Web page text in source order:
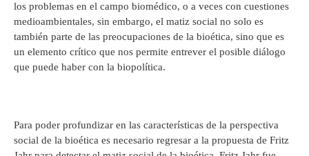
los problemas en el campo biomédico, o a veces con cuestiones
medioambientales, sin embargo, el matiz social no solo es
también parte de las preocupaciones de la bioética, sino que es
un elemento crítico que nos permite entrever el posible diálogo
que puede haber con la biopolítica.
Para poder profundizar en las características de la perspectiva
social de la bioética es necesario regresar a la propuesta de Fritz